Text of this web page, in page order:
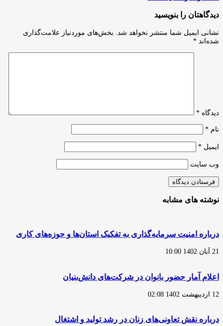
جدید
وزارت
برای
توسعه
زیست‌بوم
مدیران
سال
گذشته/
انتظار
شاغلان
دیدگاهتان را بنویسید
نشانی ایمیل شما منتشر نخواهد شد.
بخش‌های موردنیاز علامت‌گذاری
شده‌اند *
دیدگاه *
نام *
ایمیل *
وب‌ سایت
نوشته های مشابه
درباره امنیت سرمایه‌گذاری به تفکیک استان‌ها و حوزه‌های کاری
21 آبان 1402 10:00
اعلام آمار حضور بانوان در شرکت‌های دانش‌بنیان
12 اردیبهشت 1402 02:08
درباره نقش تعاونی‌های زنان در رشد تولید و اشتغال